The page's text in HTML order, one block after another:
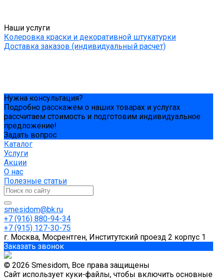
Наши услуги
Колеровка краски и декоративной штукатурки
Доставка заказов (индивидуальный расчет)
Нужна консультация?
Подробно расскажем о наших товарах и услугах
рассчитаем стоимость и подготовим индивидуальное
предложение!
Задать вопрос
Каталог
Услуги
Акции
О нас
Полезные статьи
smesidom@bk.ru
+7 (916) 880-94-34
+7 (915) 127-30-75
г. Москва, Мосрентген, Институтский проезд 2 корпус 1
Заказать звонок
© 2026 Smesidom, Все права защищены
Сайт использует куки-файлы, чтобы включить основные